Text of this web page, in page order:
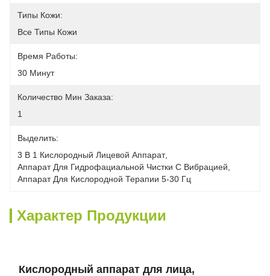
Типы Кожи:
Все Типы Кожи
Время Работы:
30 Минут
Количество Мин Заказа:
1
Выделить:
3 В 1 Кислородный Лицевой Аппарат,
Аппарат Для Гидрофациальной Чистки С Вибрацией
Аппарат Для Кислородной Терапии 5-30 Гц
Характер Продукции
Кислородный аппарат для лица,